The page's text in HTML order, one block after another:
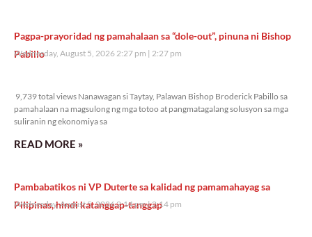
Pagpa-prayoridad ng pamahalaan sa “dole-out”, pinuna ni Bishop
Pabillo
Wednesday, August 5, 2026 2:27 pm 2:27 pm
9,739 total views Nanawagan si Taytay, Palawan Bishop Broderick Pabillo sa
pamahalaan na magsulong ng mga totoo at pangmatagalang solusyon sa mga
suliranin ng ekonomiya sa
READ MORE »
Pambabatikos ni VP Duterte sa kalidad ng pamamahayag sa
Pilipinas, hindi katanggap-tanggap
Wednesday, August 5, 2026 2:14 pm 2:14 pm